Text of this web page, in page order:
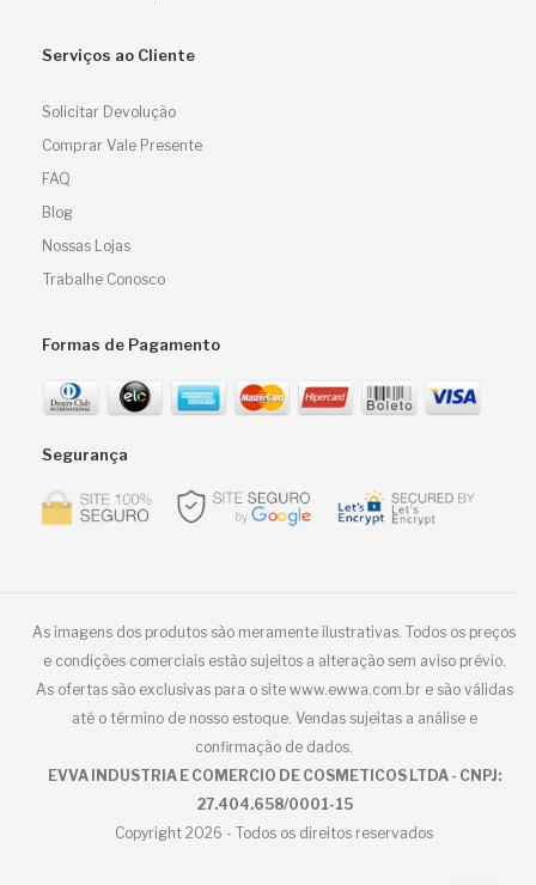
Serviços ao Cliente
Solicitar Devolução
Comprar Vale Presente
FAQ
Blog
Nossas Lojas
Trabalhe Conosco
Formas de Pagamento
Segurança
As imagens dos produtos são meramente ilustrativas. Todos os preços
e condições comerciais estão sujeitos a alteração sem aviso prévio.
As ofertas são exclusivas para o site www.ewwa.com.br e são válidas
até o término de nosso estoque. Vendas sujeitas a análise e
confirmação de dados.
EVVA INDUSTRIA E COMERCIO DE COSMETICOS LTDA - CNPJ:
27.404.658/0001-15
Copyright 2026 - Todos os direitos reservados